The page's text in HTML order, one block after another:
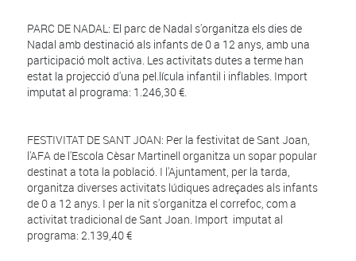
PARC DE NADAL: El parc de Nadal s'organitza els dies de
Nadal amb destinació als infants de 0 a 12 anys, amb una
participació molt activa. Les activitats dutes a terme han
estat la projecció d'una pel.lícula infantil i inflables. Import
imputat al programa: 1.246,30 €.
FESTIVITAT DE SANT JOAN: Per la festivitat de Sant Joan,
l'AFA de l'Escola Cèsar Martinell organitza un sopar popular
destinat a tota la població. I l'Ajuntament, per la tarda,
organitza diverses activitats lúdiques adreçades als infants
de 0 a 12 anys. I per la nit s'organitza el correfoc, com a
activitat tradicional de Sant Joan. Import imputat al
programa: 2.139,40 €